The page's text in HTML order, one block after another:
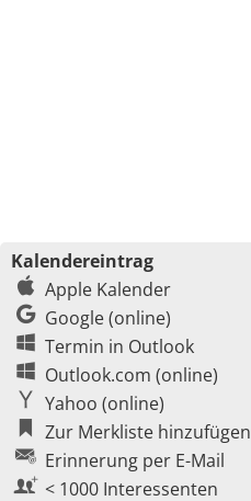
Kalendereintrag
Apple Kalender
Google (online)
Termin in Outlook
Outlook.com (online)
Yahoo (online)
Zur Merkliste hinzufügen
Erinnerung per E-Mail
< 1000 Interessenten